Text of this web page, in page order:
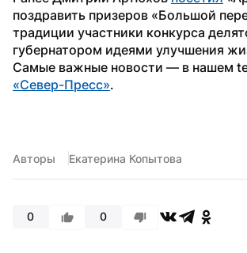
поздравить призеров «Большой
традиции участники конкурса
губернатором идеями улучшения
«Север-Пресс».
Авторы Екатерина Копытова
0 0